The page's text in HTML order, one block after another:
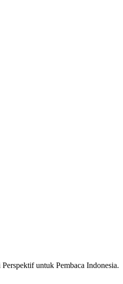
untuk Pembaca Indonesia.